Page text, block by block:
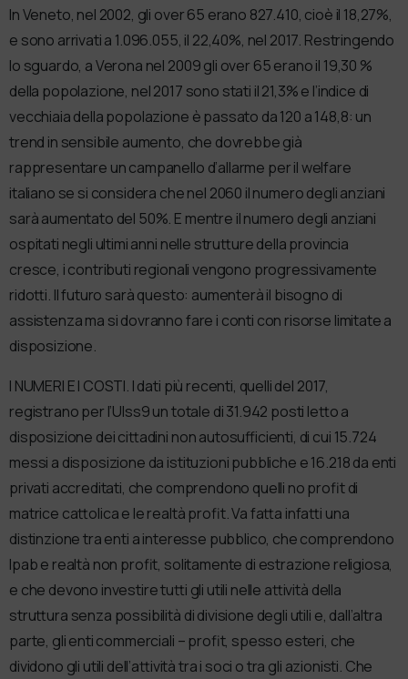
In Veneto, nel 2002, gli over 65 erano 827.410, cioè il 18,27%,
e sono arrivati a 1.096.055, il 22,40%, nel 2017. Restringendo
lo sguardo, a Verona nel 2009 gli over 65 erano il 19,30 %
della popolazione, nel 2017 sono stati il 21,3% e l’indice di
vecchiaia della popolazione è passato da 120 a 148,8: un
trend in sensibile aumento, che dovrebbe già
rappresentare un campanello d’allarme per il welfare
italiano se si considera che nel 2060 il numero degli anziani
sarà aumentato del 50%. E mentre il numero degli anziani
ospitati negli ultimi anni nelle strutture della provincia
cresce, i contributi regionali vengono progressivamente
ridotti. Il futuro sarà questo: aumenterà il bisogno di
assistenza ma si dovranno fare i conti con risorse limitate a
disposizione.
I NUMERI E I COSTI. I dati più recenti, quelli del 2017,
registrano per l’Ulss9 un totale di 31.942 posti letto a
disposizione dei cittadini non autosufficienti, di cui 15.724
messi a disposizione da istituzioni pubbliche e 16.218 da enti
privati accreditati, che comprendono quelli no profit di
matrice cattolica e le realtà profit. Va fatta infatti una
distinzione tra enti a interesse pubblico, che comprendono
Ipab e realtà non profit, solitamente di estrazione religiosa,
e che devono investire tutti gli utili nelle attività della
struttura senza possibilità di divisione degli utili e, dall’altra
parte, gli enti commerciali – profit, spesso esteri, che
dividono gli utili dell’attività tra i soci o tra gli azionisti. Che